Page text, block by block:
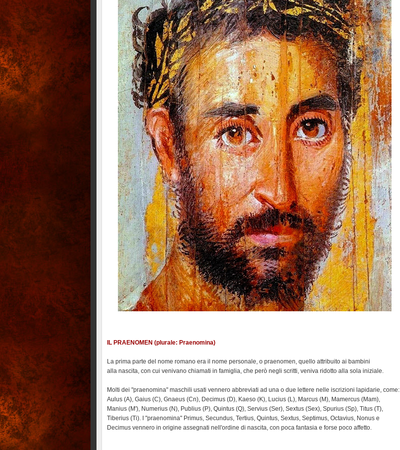
IL PRAENOMEN (plurale: Praenomina)
La prima parte del nome romano era il nome personale, o praenomen, quello attribuito ai bambini
alla nascita, con cui venivano chiamati in famiglia, che però negli scritti, veniva ridotto alla sola iniziale.
Molti dei "praenomina" maschili usati vennero abbreviati ad una o due lettere nelle iscrizioni lapidarie, come:
Aulus (A), Gaius (C), Gnaeus (Cn), Decimus (D), Kaeso (K), Lucius (L), Marcus (M), Mamercus (Mam),
Manius (M'), Numerius (N), Publius (P), Quintus (Q), Servius (Ser), Sextus (Sex), Spurius (Sp), Titus (T),
Tiberius (Ti). I "praenomina" Primus, Secundus, Tertius, Quintus, Sextus, Septimus, Octavius, Nonus e
Decimus vennero in origine assegnati nell'ordine di nascita, con poca fantasia e forse poco affetto.